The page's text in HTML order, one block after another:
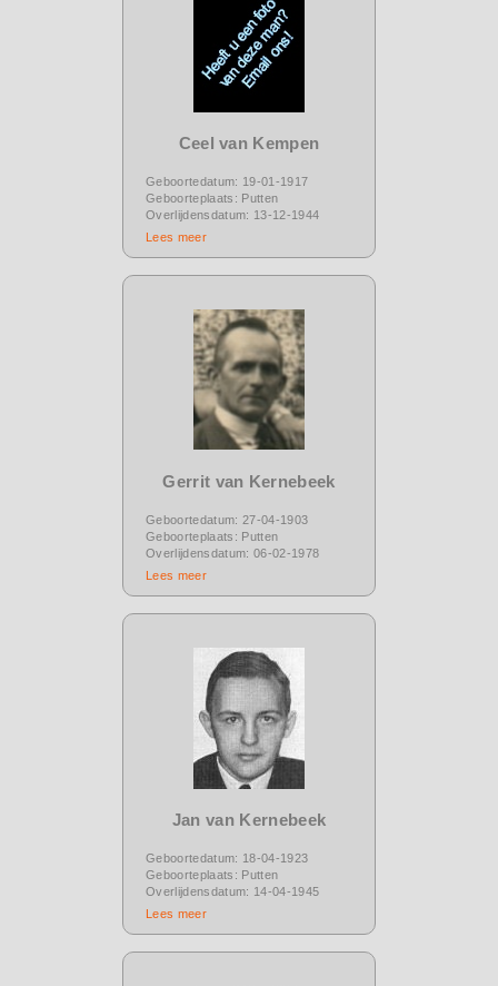
Ceel van Kempen
Geboortedatum: 19-01-1917
Geboorteplaats: Putten
Overlijdensdatum: 13-12-1944
Lees meer
Gerrit van Kernebeek
Geboortedatum: 27-04-1903
Geboorteplaats: Putten
Overlijdensdatum: 06-02-1978
Lees meer
Jan van Kernebeek
Geboortedatum: 18-04-1923
Geboorteplaats: Putten
Overlijdensdatum: 14-04-1945
Lees meer